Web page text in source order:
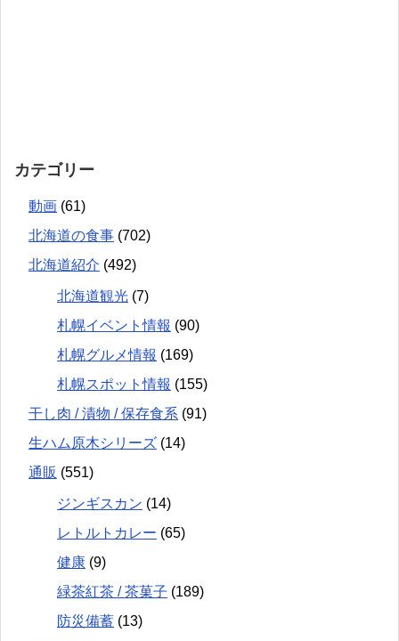
カテゴリー
動画 (61)
北海道の食事 (702)
北海道紹介 (492)
北海道観光 (7)
札幌イベント情報 (90)
札幌グルメ情報 (169)
札幌スポット情報 (155)
干し肉 / 漬物 / 保存食系 (91)
生ハム原木シリーズ (14)
通販 (551)
ジンギスカン (14)
レトルトカレー (65)
健康 (9)
緑茶紅茶 / 茶菓子 (189)
防災備蓄 (13)